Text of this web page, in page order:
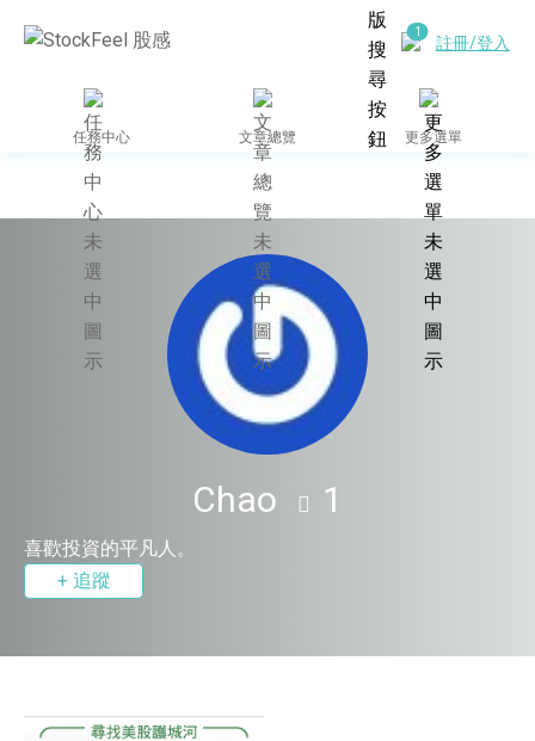
註冊/登入
任務中心 文章總覽 更多選單
Chao 1
喜歡投資的平凡人。
+ 追蹤